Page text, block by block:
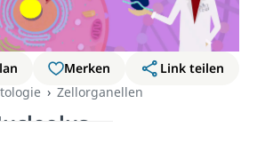
Merken
Link teilen
Zellorganellen